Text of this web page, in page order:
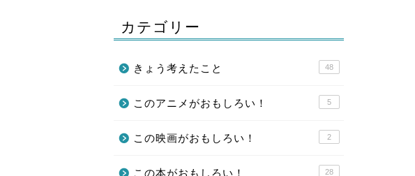
カテゴリー
きょう考えたこと 48
このアニメがおもしろい！ 5
この映画がおもしろい！ 2
この本がおもしろい！ 28